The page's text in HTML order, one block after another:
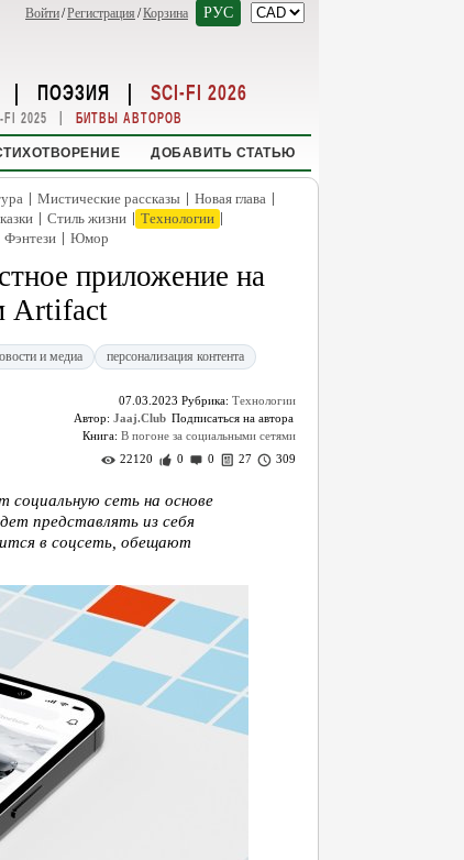
Войти/Регистрация /Корзина РУС
| ПОЭЗИЯ | SCI-FI 2026
FI 2025 | БИТВЫ АВТОРОВ
ДОБАВИТЬ СТАТЬЮ
| Мистические рассказы | Новая глава |
| Стиль жизни | Технологии |
Фэнтези | Юмор
приложение на
Artifact
и медиа персонализация контента
07.03.2023 Рубрика: Технологии
Автор: Jaaj.Club
Книга: В погоне за социальными сетями
22120
0 0 27 309
сеть на основе
представлять из себя
в соцсеть, обещают